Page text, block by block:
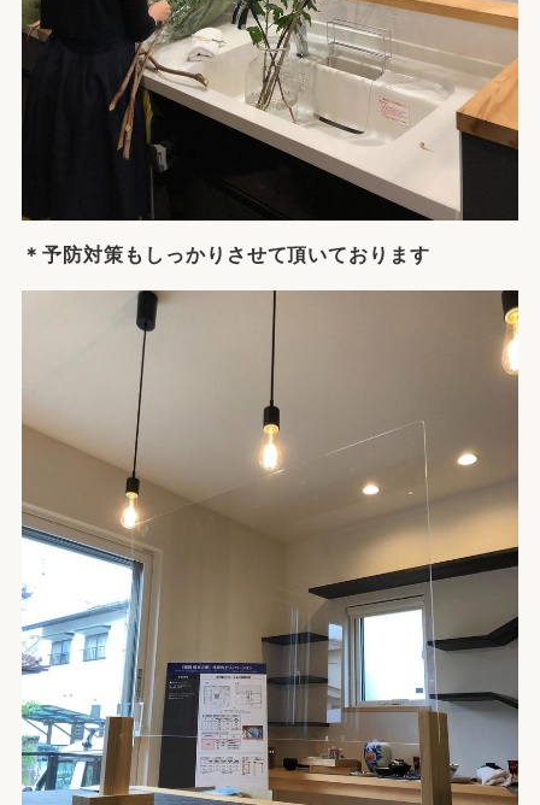
＊予防対策もしっかりさせて頂いております